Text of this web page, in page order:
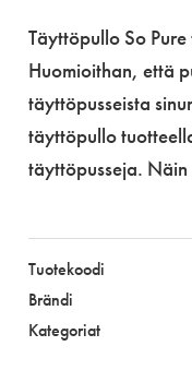
Large
määrä
Täyttöpullo So
Huomioithan, että
täyttöpusseista
täyttöpullo
täyttöpusseja.
Tuotekoodi
Brändi
Kategoriat